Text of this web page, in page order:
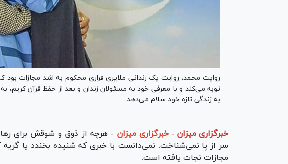
روایت محمد، روایت یک زندانی ملایری فراری محکوم به اشد مجازات
توبه می‌کند و با معرفی خود به مسئولان زندان و بعد از حفظ قرآن
به زندگی تازه خود سلام می‌دهد.
خبرگزاری میزان - خبرگزاری میزان- هرچه از ذوق و شوقش برای
سر از پا نمی‌شناخت. نمی‌دانست با خبری که شنیده بخندد یا گریه
مجازات نجات یافته است.